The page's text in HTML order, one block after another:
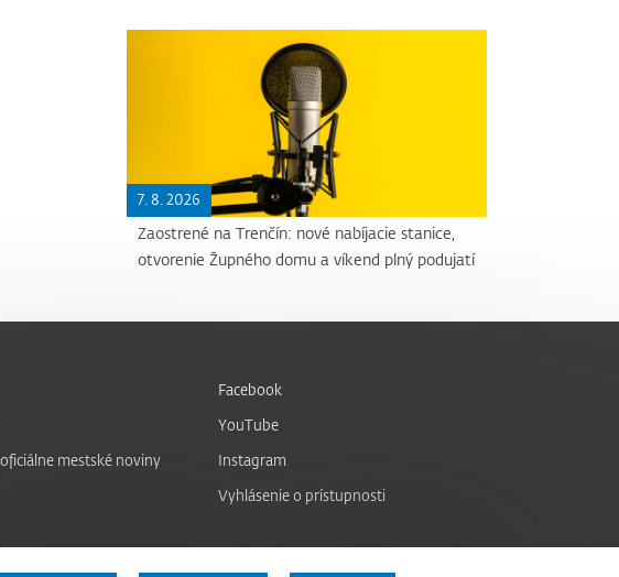
7. 8. 2026
Zaostrené na Trenčín: nové nabíjacie stanice,
otvorenie Župného domu a víkend plný podujatí
mestské noviny
Facebook
YouTube
Instagram
Vyhlásenie o prístupnosti